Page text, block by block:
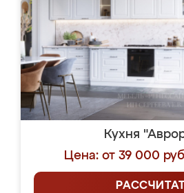
Кухня
Цена: от 39 000